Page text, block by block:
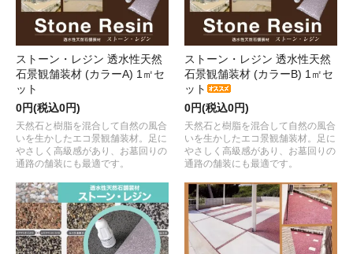
ストーン・レジン 透水性天然
石景観舗装材 (カラーA) 1㎡セ
ット
0円(税込0円)
天然石と樹脂を混合して自然の風合
いを生かしたエコ景観舗装材。足に
やさしく高級感があり、お墓回りの
通路の舗装にも最適です。
ストーン・レジン 透水性天然
石景観舗装材 (カラーB) 1㎡セ
ット
0円(税込0円)
天然石と樹脂を混合して自然の風合
いを生かしたエコ景観舗装材。足に
やさしく高級感があり、お墓回りの
通路の舗装にも最適です。